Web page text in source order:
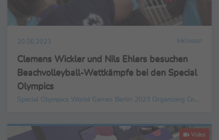
20.06.2023 Inklusion
Clemens Wickler und Nils Ehlers besuchen
Beachvolleyball-Wettkämpfe bei den Special
Olympics
Special Olympics World Games Berlin 2023 Organizing Committee gGmbH
Video